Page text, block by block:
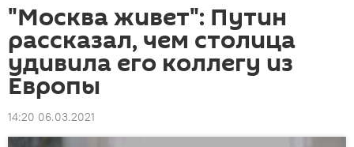
"Москва живет": Путин
рассказал, чем столица
удивила его коллегу из
Европы
14:20 06.03.2021